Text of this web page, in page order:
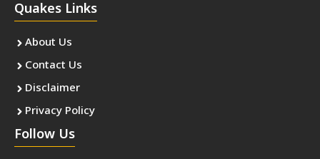
Quakes Links
About Us
Contact Us
Disclaimer
Privacy Policy
Follow Us